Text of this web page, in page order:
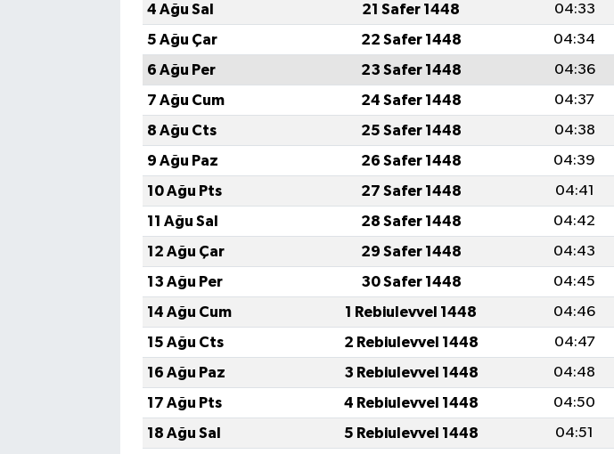
4 Ağu Sal
21 Safer 1448 04:33
5 Ağu Çar
22 Safer 1448 04:34
6 Ağu Per
23 Safer 1448 04:36
7 Ağu Cum
24 Safer 1448 04:37
8 Ağu Cts
25 Safer 1448 04:38
9 Ağu Paz
26 Safer 1448 04:39
10 Ağu Pts
27 Safer 1448 04:41
11 Ağu Sal
28 Safer 1448 04:42
12 Ağu Çar
29 Safer 1448 04:43
13 Ağu Per
30 Safer 1448 04:45
14 Ağu Cum
1 Rebiulevvel 1448 04:46
15 Ağu Cts
2 Rebiulevvel 1448 04:47
16 Ağu Paz
3 Rebiulevvel 1448 04:48
17 Ağu Pts
4 Rebiulevvel 1448 04:50
18 Ağu Sal
5 Rebiulevvel 1448 04:51